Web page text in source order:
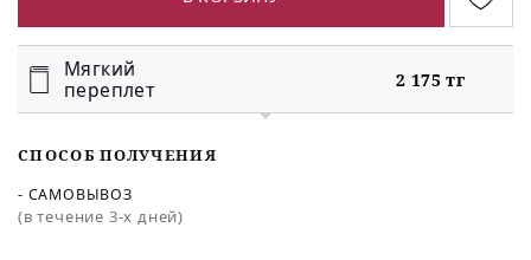
Мягкий
переплет
2 175 тг
СПОСОБ ПОЛУЧЕНИЯ
- САМОВЫВОЗ
(в течение 3-х дней)